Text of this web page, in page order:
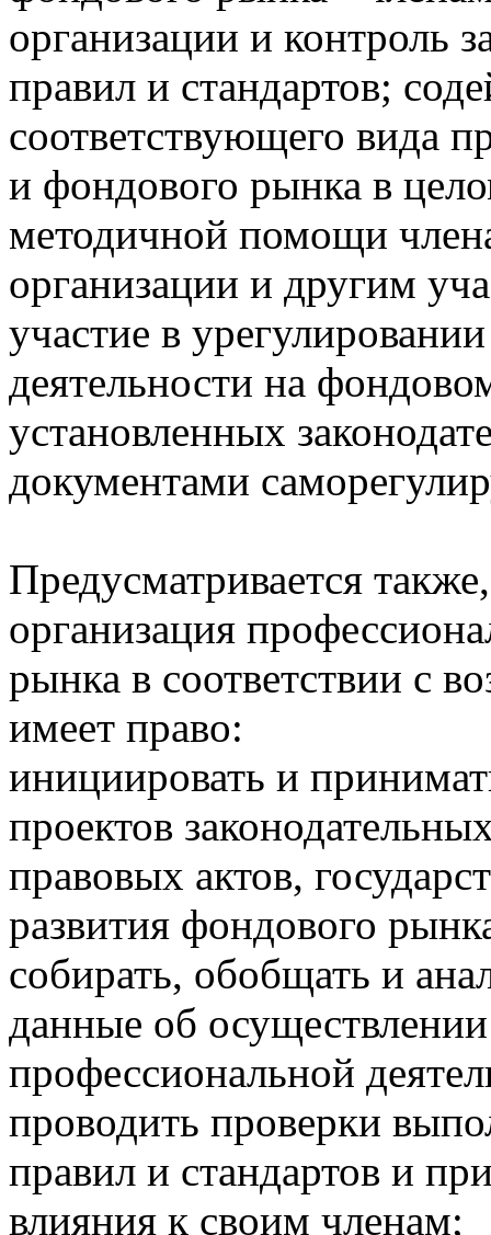
организации и контроль
правил и стандартов;
соответствующего вида
и фондового рынка в
методичной помощи
организации и другим
участие в
деятельности на
установленных
документами
Предусматривается
организация
рынка в соответствии с
имеет право:
инициировать и
проектов
правовых актов,
развития фондового
собирать, обобщать и
данные об
профессиональной
проводить проверки
правил и стандартов и
влияния к своим членам;